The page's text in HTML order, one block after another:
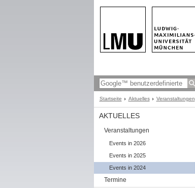
Startseite Aktuelles Veranstaltungen
AKTUELLES
Veranstaltungen
Events in 2026
Events in 2025
Events in 2024
Termine